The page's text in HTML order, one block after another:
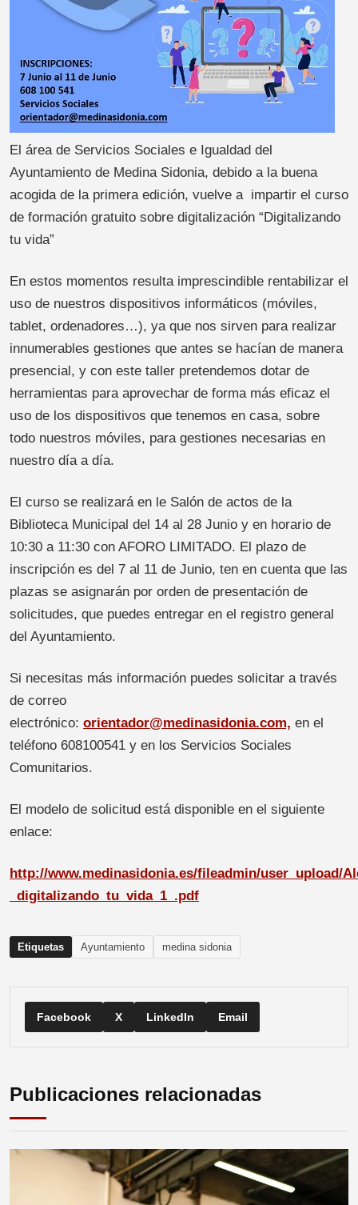
El área de Servicios Sociales e Igualdad del
Ayuntamiento de Medina Sidonia, debido a la buena
acogida de la primera edición, vuelve a impartir el curso
de formación gratuito sobre digitalización “Digitalizando
tu vida”
En estos momentos resulta imprescindible rentabilizar el
uso de nuestros dispositivos informáticos (móviles,
tablet, ordenadores…), ya que nos sirven para realizar
innumerables gestiones que antes se hacían de manera
presencial, y con este taller pretendemos dotar de
herramientas para aprovechar de forma más eficaz el
uso de los dispositivos que tenemos en casa, sobre
todo nuestros móviles, para gestiones necesarias en
nuestro día a día.
El curso se realizará en le Salón de actos de la
Biblioteca Municipal del 14 al 28 Junio y en horario de
10:30 a 11:30 con AFORO LIMITADO. El plazo de
inscripción es del 7 al 11 de Junio, ten en cuenta que las
plazas se asignarán por orden de presentación de
solicitudes, que puedes entregar en el registro general
del Ayuntamiento.
Si necesitas más información puedes solicitar a través
de correo
electrónico: orientador@medinasidonia.com, en el
teléfono 608100541 y en los Servicios Sociales
Comunitarios.
El modelo de solicitud está disponible en el siguiente
enlace:
http://www.medinasidonia.es/fileadmin/user_upload/
_digitalizando_tu_vida_1_.pdf
Etiquetas Ayuntamiento medina sidonia
Facebook X LinkedIn Email
Publicaciones relacionadas